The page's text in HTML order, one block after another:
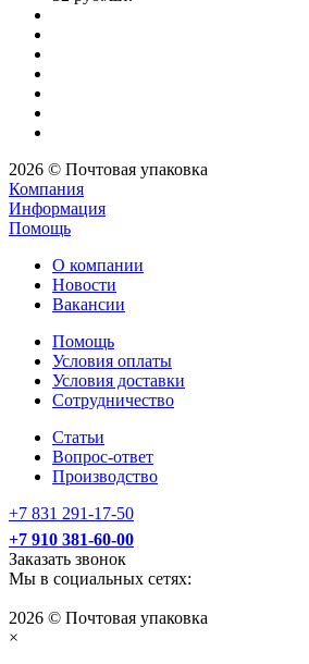
2026 © Почтовая упаковка
Компания
Информация
Помощь
О компании
Новости
Вакансии
Помощь
Условия оплаты
Условия доставки
Сотрудничество
Статьи
Вопрос-ответ
Производство
+7 831 291-17-50
+7 910 381-60-00
Заказать звонок
Мы в социальных сетях:
2026 © Почтовая упаковка
×